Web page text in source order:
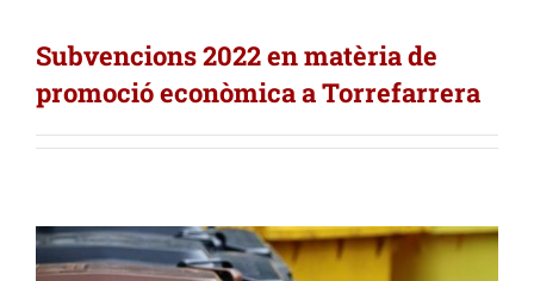
Subvencions 2022 en matèria de
promoció econòmica a Torrefarrera